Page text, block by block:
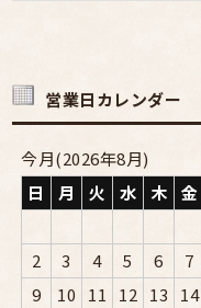
営業日カレンダー
今月(2026年8月)
日
月 火 水 木 金
2
3 4 5 6 7
9
10 11 12 13 14